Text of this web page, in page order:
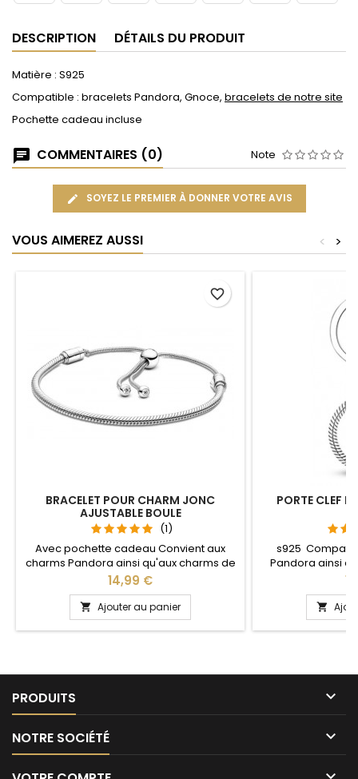
DESCRIPTION DÉTAILS DU PRODUIT
Matière : S925
Compatible : bracelets Pandora, Gnoce, bracelets de notre site
Pochette cadeau incluse
COMMENTAIRES (0) Note
SOYEZ LE PREMIER À DONNER VOTRE AVIS
VOUS AIMEREZ AUSSI >
<
BRACELET POUR CHARM JONC
AJUSTABLE BOULE
(1)
Avec pochette cadeau Convient aux
charms Pandora ainsi qu'aux charms de
notre site idéal pour : Noël, Saint Valentin,
anniversaire, anniversaire de mariage La
partie ajustable se détache d'un coté
pour passer les charms par simple
pression sur le bouton Ajustable pour
Prix
14,99 €
 Ajouter au panier
favorite_border
PORTE CLEF
s925
Pandora ainsi
notre site idéal
anniversaire,
L'ouverture
niveau

PRODUITS 
NOTRE SOCIÉTÉ 